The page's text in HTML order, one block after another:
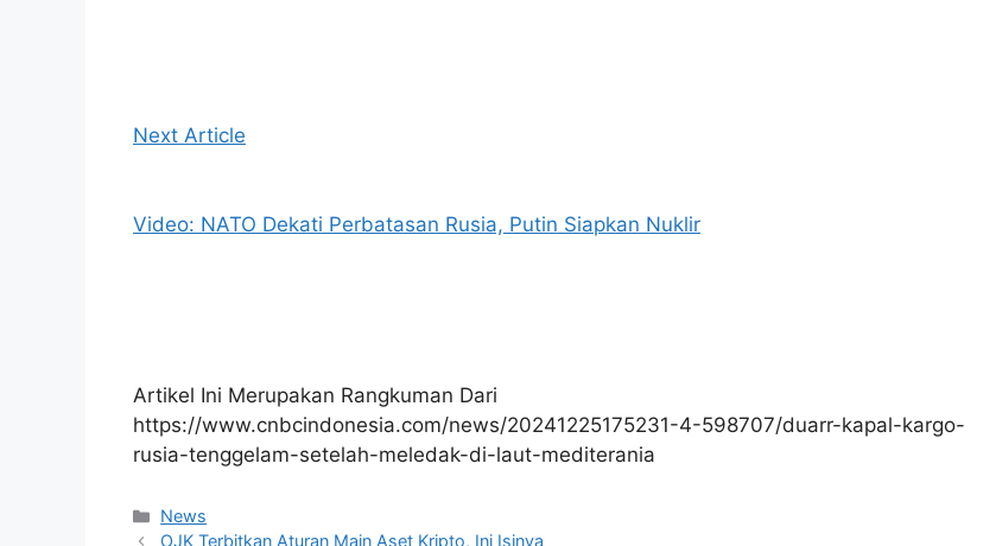
Next Article
Video: NATO Dekati Perbatasan Rusia, Putin Siapkan Nuklir
Artikel Ini Merupakan Rangkuman Dari
https://www.cnbcindonesia.com/news/20241225175231-4-598707/duarr-kapal-kargo-
rusia-tenggelam-setelah-meledak-di-laut-mediterania
Kategori
News
OJK Terbitkan Aturan Main Aset Kripto, Ini Isinya